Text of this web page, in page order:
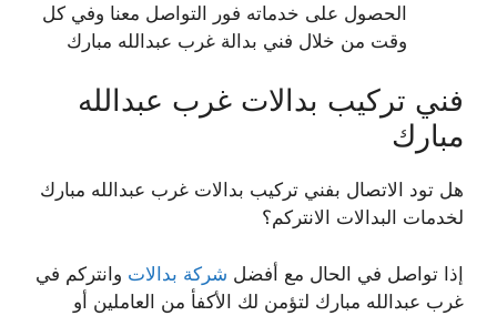
الحصول على خدماته فور التواصل معنا وفي كل
وقت من خلال فني بدالة غرب عبدالله مبارك
فني تركيب بدالات غرب عبدالله
مبارك
هل تود الاتصال بفني تركيب بدالات غرب عبدالله مبارك
لخدمات البدالات الانتركم؟
إذا تواصل في الحال مع أفضل شركة بدالات وانتركم في
غرب عبدالله مبارك لتؤمن لك الأكفأ من العاملين أو